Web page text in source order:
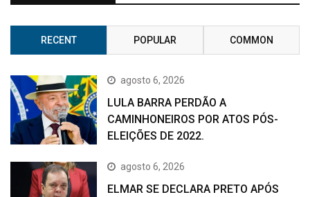
RECENT POPULAR COMMON
agosto 6, 2026
LULA BARRA PERDÃO A
CAMINHONEIROS POR ATOS PÓS-
ELEIÇÕES DE 2022.
agosto 6, 2026
ELMAR SE DECLARA PRETO APÓS